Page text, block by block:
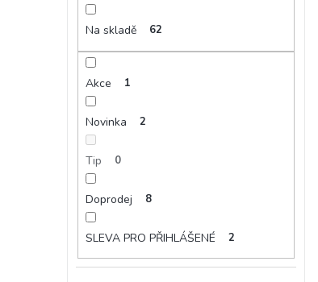
Na skladě 62
Akce 1
Novinka 2
Tip 0
Doprodej 8
SLEVA PRO PŘIHLÁŠENÉ 2